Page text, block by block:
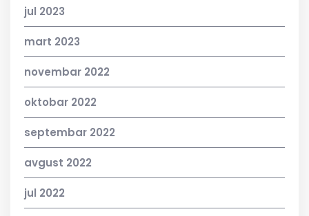
jul 2023
mart 2023
novembar 2022
oktobar 2022
septembar 2022
avgust 2022
jul 2022